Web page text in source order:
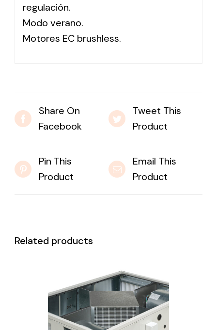
regulación.
Modo verano.
Motores EC brushless.
Share On
Facebook
Tweet This
Product
Pin This
Product
Email This
Product
Related products